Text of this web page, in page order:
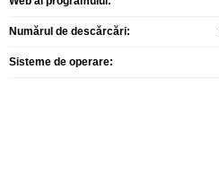
Numărul de descărcări:
Sisteme de operare: